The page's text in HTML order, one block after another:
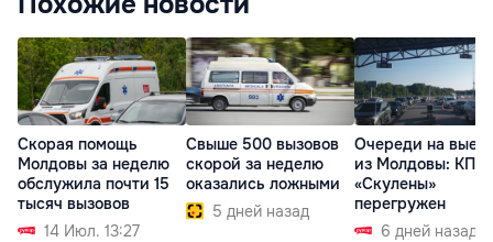
Скорая помощь
Молдовы за неделю
обслужила почти 15
тысяч вызовов
14 Июл. 13:27
Свыше 500 вызовов
скорой за неделю
оказались ложными
5 дней назад
Очереди на
из Молдовы: КПП
«Скулены»
перегружен
6 дней назад